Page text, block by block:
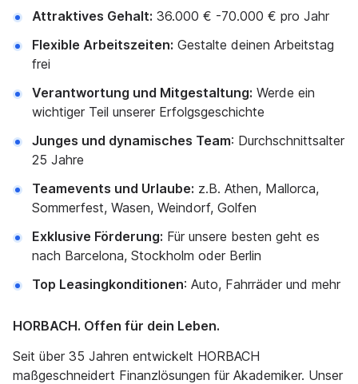
Attraktives Gehalt: 36.000 € -70.000 € pro Jahr
Flexible Arbeitszeiten: Gestalte deinen Arbeitstag
frei
Verantwortung und Mitgestaltung: Werde ein
wichtiger Teil unserer Erfolgsgeschichte
Junges und dynamisches Team: Durchschnittsalter
25 Jahre
Teamevents und Urlaube: z.B. Athen, Mallorca,
Sommerfest, Wasen, Weindorf, Golfen
Exklusive Förderung: Für unsere besten geht es
nach Barcelona, Stockholm oder Berlin
Top Leasingkonditionen: Auto, Fahrräder und mehr
HORBACH. Offen für dein Leben.
Seit über 35 Jahren entwickelt HORBACH
maßgeschneidert Finanzlösungen für Akademiker. Unser